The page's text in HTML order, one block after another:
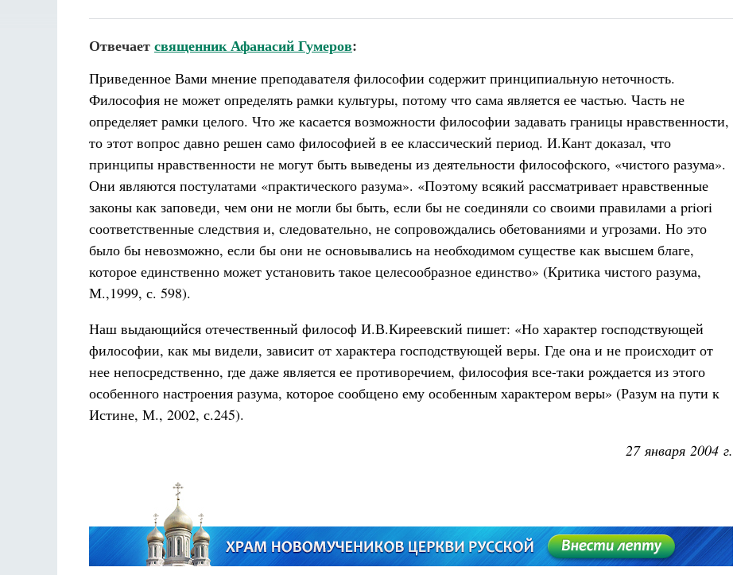
Отвечаетсвященник Афанасий Гумеров:
Приведенное Вами мнение преподавателя философии содержит принципиальную неточность.
Философия не может определять рамки культуры, потому что сама является ее частью. Часть не
определяет рамки целого. Что же касается возможности философии задавать границы нравственности,
то этот вопрос давно решен само философией в ее классический период. И.Кант доказал, что
принципы нравственности не могут быть выведены из деятельности философского, «чистого разума».
Они являются постулатами «практического разума». «Поэтому всякий рассматривает нравственные
законы как заповеди, чем они не могли бы быть, если бы не соединяли со своими правилами a priori
соответственные следствия и, следовательно, не сопровождались обетованиями и угрозами. Но это
было бы невозможно, если бы они не основывались на необходимом существе как высшем благе,
которое единственно может установить такое целесообразное единство» (Критика чистого разума,
М.,1999, с. 598).
Наш выдающийся отечественный философ И.В.Киреевский пишет: «Но характер господствующей
философии, как мы видели, зависит от характера господствующей веры. Где она и не происходит от
нее непосредственно, где даже является ее противоречием, философия все-таки рождается из этого
особенного настроения разума, которое сообщено ему особенным характером веры» (Разум на пути к
Истине, М., 2002, с.245).
27 января 2004 г.